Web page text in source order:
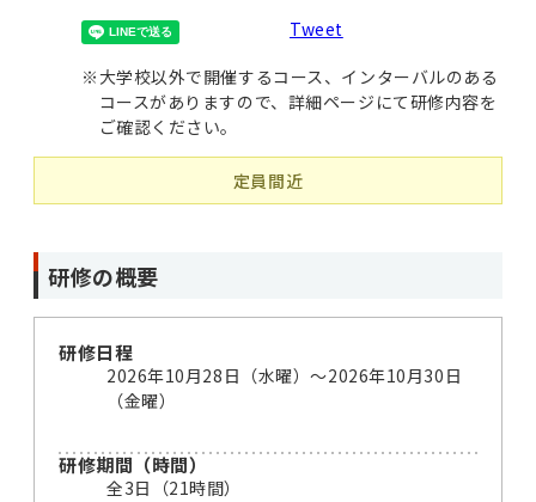
Tweet
※大学校以外で開催するコース、インターバルのある
コースがありますので、詳細ページにて研修内容を
ご確認ください。
定員間近
研修の概要
研修日程
2026年10月28日（水曜）〜2026年10月30日
（金曜）
研修期間（時間）
全3日（21時間）